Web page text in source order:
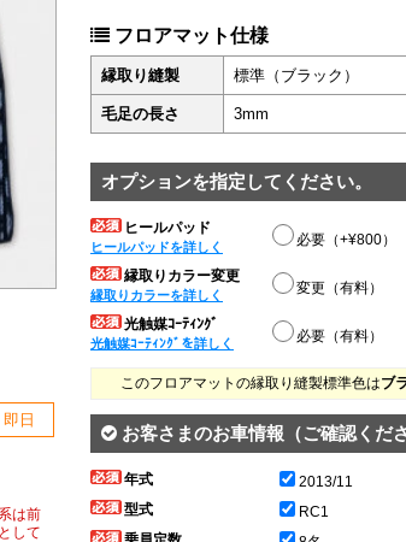
即日
は前
して
フロアマット仕様
縁取り縫製 標準（ブラック）
毛足の長さ 3mm
オプションを指定してください。
ヒールパッド
ヒールパッドを詳しく 必要（+¥800）
縁取りカラー変更
縁取りカラーを詳しく 変更（有料）
光触媒ｺｰﾃｨﾝｸﾞ
光触媒ｺｰﾃｨﾝｸﾞを詳しく 必要（有料）
このフロアマットの縁取り縫製標準色はブ
お客さまのお車情報（ご確認くださ
年式
2013/11
型式
RC1